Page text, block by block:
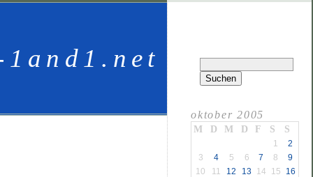
oktober 2005
M D M D F S S
1
2
3
4 5 6 7 8
9
10
11 12 13 14 15
16